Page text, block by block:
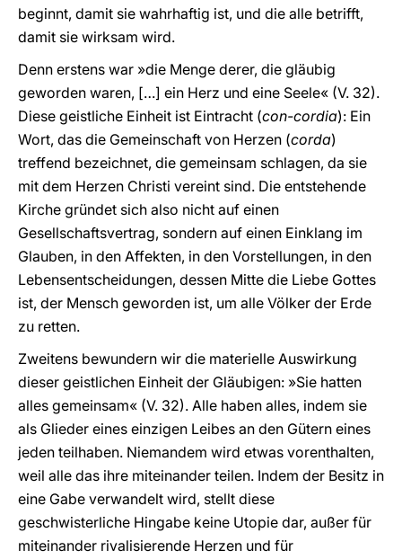
beginnt, damit sie wahrhaftig ist, und die alle betrifft,
damit sie wirksam wird.
Denn erstens war »die Menge derer, die gläubig
geworden waren, […] ein Herz und eine Seele« (V. 32).
Diese geistliche Einheit ist Eintracht (con-cordia): Ein
Wort, das die Gemeinschaft von Herzen (corda)
treffend bezeichnet, die gemeinsam schlagen, da sie
mit dem Herzen Christi vereint sind. Die entstehende
Kirche gründet sich also nicht auf einen
Gesellschaftsvertrag, sondern auf einen Einklang im
Glauben, in den Affekten, in den Vorstellungen, in den
Lebensentscheidungen, dessen Mitte die Liebe Gottes
ist, der Mensch geworden ist, um alle Völker der Erde
zu retten.
Zweitens bewundern wir die materielle Auswirkung
dieser geistlichen Einheit der Gläubigen: »Sie hatten
alles gemeinsam« (V. 32). Alle haben alles, indem sie
als Glieder eines einzigen Leibes an den Gütern eines
jeden teilhaben. Niemandem wird etwas vorenthalten,
weil alle das ihre miteinander teilen. Indem der Besitz in
eine Gabe verwandelt wird, stellt diese
geschwisterliche Hingabe keine Utopie dar, außer für
miteinander rivalisierende Herzen und für